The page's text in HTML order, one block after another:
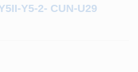
Y5-2- CUN-U29